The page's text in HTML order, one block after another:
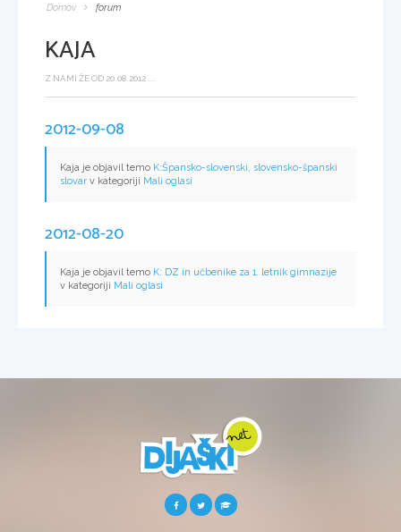
Domov forum
KAJA
Z NAMI ŽE OD 20.08.2012 ...
2012-09-08
Kaja je objavil temo K:Špansko-slovenski, slovensko-španski
slovar v kategoriji Mali oglasi
2012-08-20
Kaja je objavil temo K: DZ in učbenike za 1. letnik gimnazije
v kategoriji Mali oglasi